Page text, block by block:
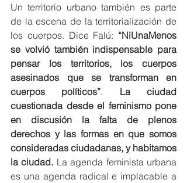
Un territorio urbano también es parte
de la escena de la territorialización de
los cuerpos. Dice Falú: “NiUnaMenos
se volvió también indispensable para
pensar los territorios, los cuerpos
asesinados que se transforman en
cuerpos políticos”. La ciudad
cuestionada desde el feminismo pone
en discusión la falta de plenos
derechos y las formas en que somos
consideradas ciudadanas, y habitamos
la ciudad. La agenda feminista urbana
es una agenda radical e implacable a